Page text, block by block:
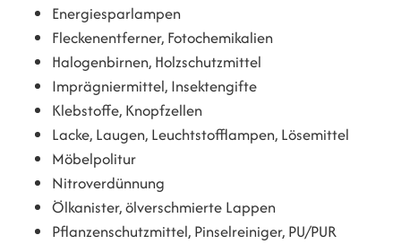
Energiesparlampen
Fleckenentferner, Fotochemikalien
Halogenbirnen, Holzschutzmittel
Imprägniermittel, Insektengifte
Klebstoffe, Knopfzellen
Lacke, Laugen, Leuchtstofflampen, Lösemittel
Möbelpolitur
Nitroverdünnung
Ölkanister, ölverschmierte Lappen
Pflanzenschutzmittel, Pinselreiniger, PU/PUR